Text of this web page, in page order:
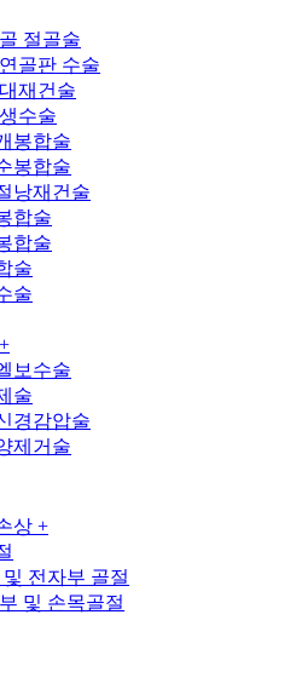
절골술
골판 수술
재건술
수술
봉합술
봉합술
낭재건술
합술
합술
술
술
+
보수술
술
경감압술
제거술
상 +
전자부 골절
및 손목골절